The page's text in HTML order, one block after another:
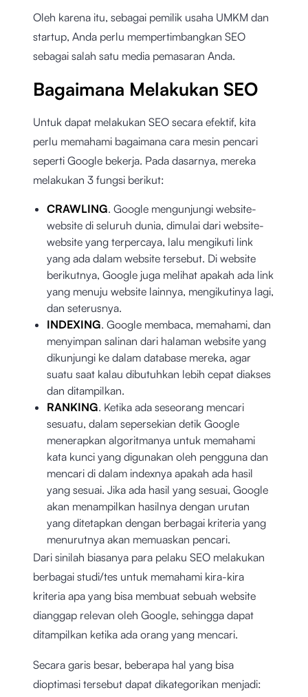
Oleh karena itu, sebagai pemilik usaha UMKM dan
startup, Anda perlu mempertimbangkan SEO
sebagai salah satu media pemasaran Anda.
Bagaimana Melakukan SEO
Untuk dapat melakukan SEO secara efektif, kita
perlu memahami bagaimana cara mesin pencari
seperti Google bekerja. Pada dasarnya, mereka
melakukan 3 fungsi berikut:
CRAWLING. Google mengunjungi website-
website di seluruh dunia, dimulai dari website-
website yang terpercaya, lalu mengikuti link
yang ada dalam website tersebut. Di website
berikutnya, Google juga melihat apakah ada link
yang menuju website lainnya, mengikutinya lagi,
dan seterusnya.
INDEXING. Google membaca, memahami, dan
menyimpan salinan dari halaman website yang
dikunjungi ke dalam database mereka, agar
suatu saat kalau dibutuhkan lebih cepat diakses
dan ditampilkan.
RANKING. Ketika ada seseorang mencari
sesuatu, dalam sepersekian detik Google
menerapkan algoritmanya untuk memahami
kata kunci yang digunakan oleh pengguna dan
mencari di dalam indexnya apakah ada hasil
yang sesuai. Jika ada hasil yang sesuai, Google
akan menampilkan hasilnya dengan urutan
yang ditetapkan dengan berbagai kriteria yang
menurutnya akan memuaskan pencari.
Dari sinilah biasanya para pelaku SEO melakukan
berbagai studi/tes untuk memahami kira-kira
kriteria apa yang bisa membuat sebuah website
dianggap relevan oleh Google, sehingga dapat
ditampilkan ketika ada orang yang mencari.
Secara garis besar, beberapa hal yang bisa
dioptimasi tersebut dapat dikategorikan menjadi: